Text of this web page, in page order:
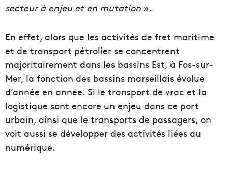
secteur à enjeu et en mutation ».
En effet, alors que les activités de fret maritime
et de transport pétrolier se concentrent
majoritairement dans les bassins Est, à Fos-sur-
Mer, la fonction des bassins marseillais évolue
d’année en année. Si le transport de vrac et la
logistique sont encore un enjeu dans ce port
urbain, ainsi que le transports de passagers, on
voit aussi se développer des activités liées au
numérique.